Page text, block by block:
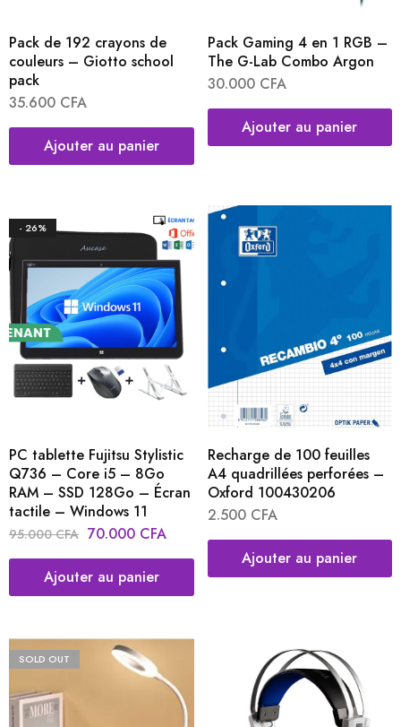
Pack de 192 crayons de
couleurs – Giotto school
pack
35.600 CFA
Ajouter au panier
Pack Gaming 4 en 1 RGB –
The G-Lab Combo Argon
30.000 CFA
Ajouter au panier
- 26%
PC tablette Fujitsu Stylistic
Q736 – Core i5 – 8Go
RAM – SSD 128Go – Écran
tactile – Windows 11
95.000CFA 70.000 CFA
Ajouter au panier
Recharge de 100 feuilles
A4 quadrillées perforées –
Oxford 100430206
2.500 CFA
Ajouter au panier
SOLD OUT